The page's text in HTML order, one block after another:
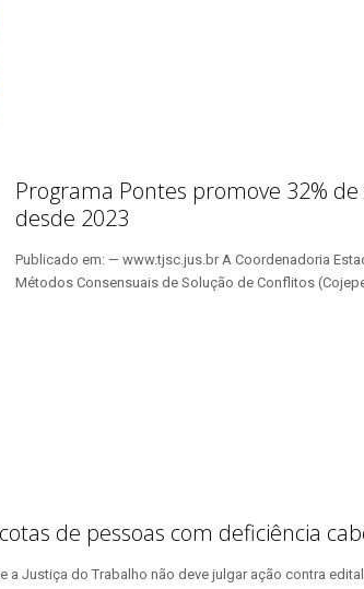
Programa Pontes promove 32%
desde 2023
Publicado em: — www.tjsc.jus.br A Coordenadoria
Métodos Consensuais de Solução de Conflitos
de pessoas com deficiência
Justiça do Trabalho não deve julgar ação contra